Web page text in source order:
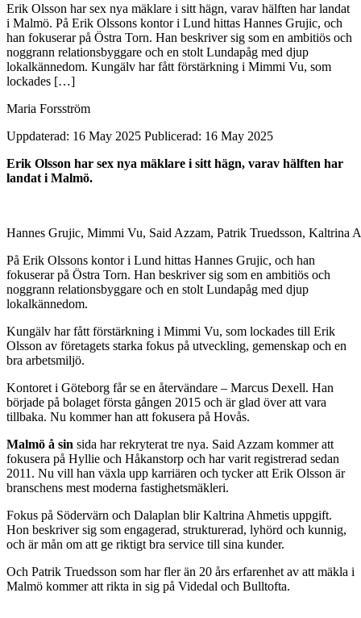
Erik Olsson har sex nya mäklare i sitt hägn, varav hälften har landat
i Malmö. På Erik Olssons kontor i Lund hittas Hannes Grujic, och
han fokuserar på Östra Torn. Han beskriver sig som en ambitiös och
noggrann relationsbyggare och en stolt Lundapåg med djup
lokalkännedom. Kungälv har fått förstärkning i Mimmi Vu, som
lockades […]
Maria Forsström
Uppdaterad: 16 May 2025 Publicerad: 16 May 2025
Erik Olsson har sex nya mäklare i sitt hägn, varav hälften har
landat i Malmö.
Hannes Grujic, Mimmi Vu, Said Azzam, Patrik Truedsson,
På Erik Olssons kontor i Lund hittas Hannes Grujic, och han
fokuserar på Östra Torn. Han beskriver sig som en ambitiös och
noggrann relationsbyggare och en stolt Lundapåg med djup
lokalkännedom.
Kungälv har fått förstärkning i Mimmi Vu, som lockades till Erik
Olsson av företagets starka fokus på utveckling, gemenskap och en
bra arbetsmiljö.
Kontoret i Göteborg får se en återvändare – Marcus Dexell. Han
började på bolaget första gången 2015 och är glad över att vara
tillbaka. Nu kommer han att fokusera på Hovås.
Malmö å sin sida har rekryterat tre nya. Said Azzam kommer att
fokusera på Hyllie och Håkanstorp och har varit registrerad sedan
2011. Nu vill han växla upp karriären och tycker att Erik Olsson är
branschens mest moderna fastighetsmäkleri.
Fokus på Södervärn och Dalaplan blir Kaltrina Ahmetis uppgift.
Hon beskriver sig som engagerad, strukturerad, lyhörd och kunnig,
och är mån om att ge riktigt bra service till sina kunder.
Och Patrik Truedsson som har fler än 20 års erfarenhet av att mäkla i
Malmö kommer att rikta in sig på Videdal och Bulltofta.